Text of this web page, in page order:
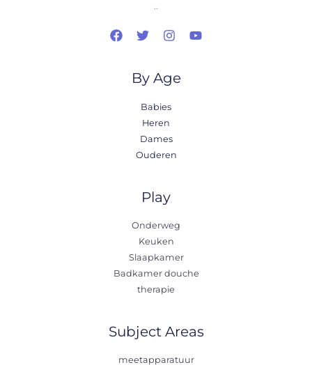
..
By Age
Babies
Heren
Dames
Ouderen
Play
Onderweg
Keuken
Slaapkamer
Badkamer douche
therapie
Subject Areas
meetapparatuur